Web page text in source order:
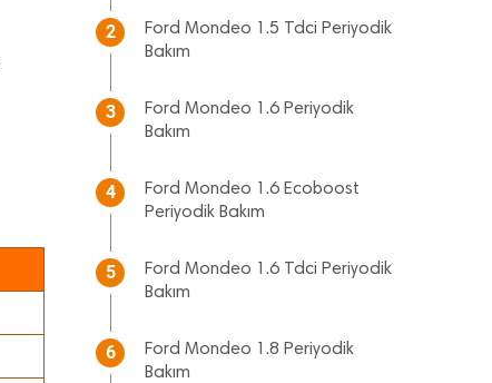
2
Ford Mondeo 1.5 Tdci Periyodik
Bakım
3
Ford Mondeo 1.6 Periyodik
Bakım
4
Ford Mondeo 1.6 Ecoboost
Periyodik Bakım
5
Ford Mondeo 1.6 Tdci Periyodik
Bakım
6
Ford Mondeo 1.8 Periyodik
Bakım